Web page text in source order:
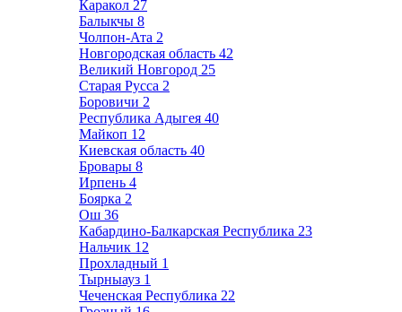
Каракол 27
Балыкчы 8
Чолпон-Ата 2
Новгородская область 42
Великий Новгород 25
Старая Русса 2
Боровичи 2
Республика Адыгея 40
Майкоп 12
Киевская область 40
Бровары 8
Ирпень 4
Боярка 2
Ош 36
Кабардино-Балкарская Республика 23
Нальчик 12
Прохладный 1
Тырныауз 1
Чеченская Республика 22